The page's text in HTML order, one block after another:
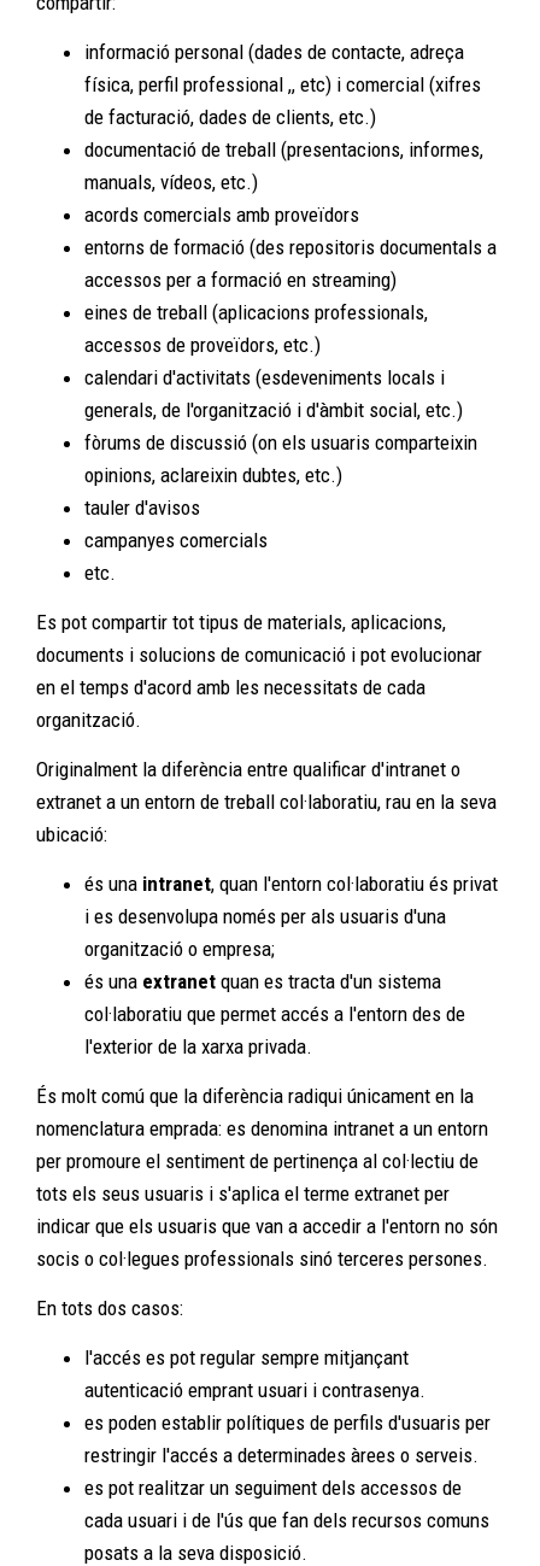
informació personal (dades de contacte, adreça
física, perfil professional ,, etc) i comercial (xifres
de facturació, dades de clients, etc.)
documentació de treball (presentacions, informes,
manuals, vídeos, etc.)
acords comercials amb proveïdors
entorns de formació (des repositoris documentals a
accessos per a formació en streaming)
eines de treball (aplicacions professionals,
accessos de proveïdors, etc.)
calendari d'activitats (esdeveniments locals i
generals, de l'organització i d'àmbit social, etc.)
fòrums de discussió (on els usuaris comparteixin
opinions, aclareixin dubtes, etc.)
tauler d'avisos
campanyes comercials
etc.
Es pot compartir tot tipus de materials, aplicacions,
documents i solucions de comunicació i pot evolucionar
en el temps d'acord amb les necessitats de cada
organització.
Originalment la diferència entre qualificar d'intranet o
extranet a un entorn de treball col·laboratiu, rau en la seva
ubicació:
és una intranet, quan l'entorn col·laboratiu és privat
i es desenvolupa només per als usuaris d'una
organització o empresa;
és una extranet quan es tracta d'un sistema
col·laboratiu que permet accés a l'entorn des de
l'exterior de la xarxa privada.
És molt comú que la diferència radiqui únicament en la
nomenclatura emprada: es denomina intranet a un entorn
per promoure el sentiment de pertinença al col·lectiu de
tots els seus usuaris i s'aplica el terme extranet per
indicar que els usuaris que van a accedir a l'entorn no són
socis o col·legues professionals sinó terceres persones.
En tots dos casos:
l'accés es pot regular sempre mitjançant
autenticació emprant usuari i contrasenya.
es poden establir polítiques de perfils d'usuaris per
restringir l'accés a determinades àrees o serveis.
es pot realitzar un seguiment dels accessos de
cada usuari i de l'ús que fan dels recursos comuns
posats a la seva disposició.